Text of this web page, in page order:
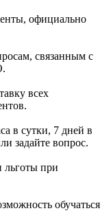
официально
связанным с
всех
в сутки, 7 дней в
задайте вопрос.
льготы при
обучаться